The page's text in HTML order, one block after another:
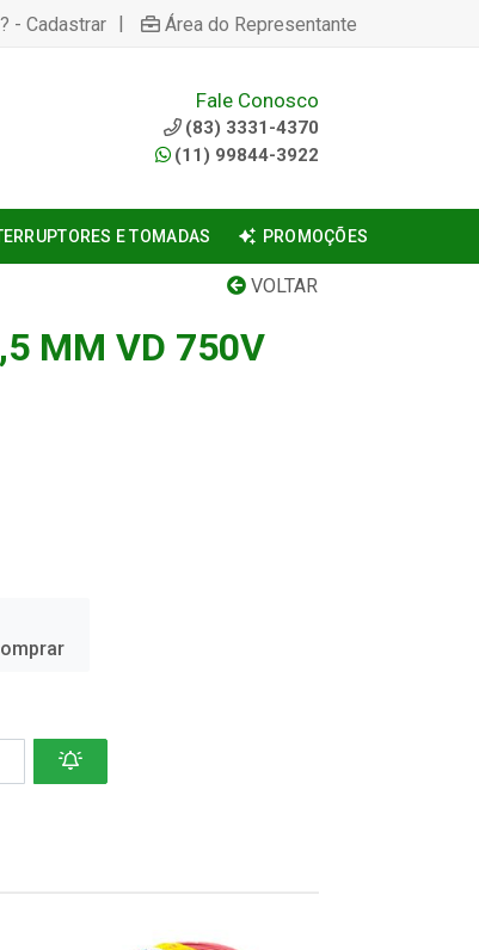
- Cadastrar | Área do Representante
Fale Conosco
(83) 3331-4370
(11) 99844-3922
E TOMADAS PROMOÇÕES
VOLTAR
MM VD 750V